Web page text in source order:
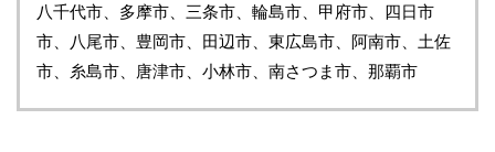
八千代市、多摩市、三条市、輪島市、甲府市、四日市
市、八尾市、豊岡市、田辺市、東広島市、阿南市、土佐
市、糸島市、唐津市、小林市、南さつま市、那覇市